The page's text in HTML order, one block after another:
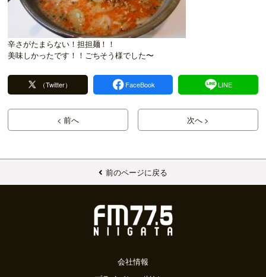
辛さがたまらない！担担麺！！
美味しかったです！！ごちそう様でした〜
（Twitter） FaceBook LINE
< 前へ 次へ >
前のページに戻る
会社情報